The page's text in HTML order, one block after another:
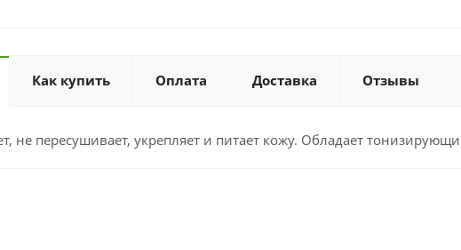
Как купить Оплата Доставка Отзывы
не пересушивает, укрепляет и питает кожу. Обладает